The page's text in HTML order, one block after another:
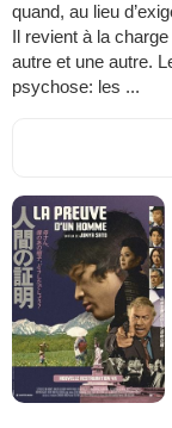
quand, au lieu
Il revient à la
autre et une autre.
psychose: les ...